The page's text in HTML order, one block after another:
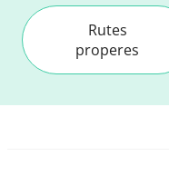
Rutes
properes